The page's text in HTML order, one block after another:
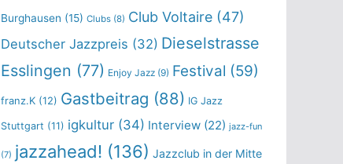
Burghausen (15) Clubs (8) Club Voltaire (47)
Deutscher Jazzpreis (32) Dieselstrasse
Esslingen (77) Enjoy Jazz (9) Festival (59)
franz.K (12) Gastbeitrag (88) IG Jazz
Stuttgart (11) igkultur (34) Interview (22) jazz-fun
(7) jazzahead! (136) Jazzclub in der Mitte